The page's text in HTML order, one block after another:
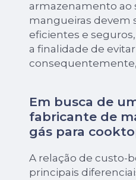
armazenamento ao
mangueiras devem
eficientes e
a finalidade de
Em busca de
fabricante de
gás para
A relação de custo-
principais